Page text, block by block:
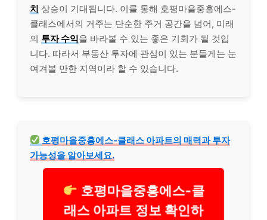
치 상승이 기대됩니다. 이를 통해 호평마을중흥에스-
클래스에서의 거주는 단순한 주거 공간을 넘어, 미래
의 투자 수익을 바라볼 수 있는 좋은 기회가 될 것입
니다. 따라서 부동산 투자에 관심이 있는 분들게는 눈
여겨볼 만한 지역이라 할 수 있습니다.
호평마을중흥에스-클래스 아파트의 매력과 투자
가능성을 알아보세요.
호평마을중흥에스-클
래스 아파트 정보 확인하